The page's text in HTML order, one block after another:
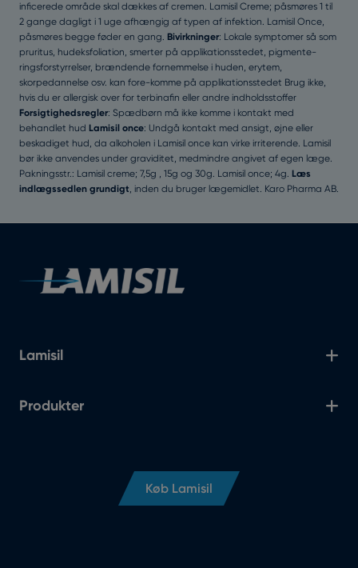
inficerede område skal dækkes af cremen. Lamisil Creme; påsmøres 1 til
2 gange dagligt i 1 uge afhængig af typen af infektion. Lamisil Once,
påsmøres begge føder en gang. Bivirkninger: Lokale symptomer så som
pruritus, hudeksfoliation, smerter på applikationsstedet, pigmente-
ringsforstyrrelser, brændende fornemmelse i huden, erytem,
skorpedannelse osv. kan fore-komme på applikationsstedet Brug ikke,
hvis du er allergisk over for terbinafin eller andre indholdsstoffer
Forsigtighedsregler: Spædbørn må ikke komme i kontakt med
behandlet hud Lamisil once: Undgå kontakt med ansigt, øjne eller
beskadiget hud, da alkoholen i Lamisil once kan virke irriterende. Lamisil
bør ikke anvendes under graviditet, medmindre angivet af egen læge.
Pakningsstr.: Lamisil creme; 7,5g , 15g og 30g. Lamisil once; 4g. Læs
indlægssedlen grundigt, inden du bruger lægemidlet. Karo Pharma AB.
Lamisil
Produkter
Køb Lamisil